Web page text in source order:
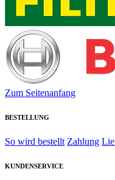
Zum Seitenanfang
BESTELLUNG
So wird bestellt Zahlung
KUNDENSERVICE